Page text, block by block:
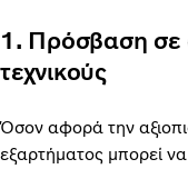
1. Πρόσβαση σε
τεχνικούς
Όσον αφορά την
εξαρτήματος μπορεί να